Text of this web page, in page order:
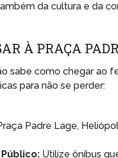
da cultura e da
À PRAÇA
sabe como chegar ao
para não se perder:
Padre Lage,
Utilize ônibus